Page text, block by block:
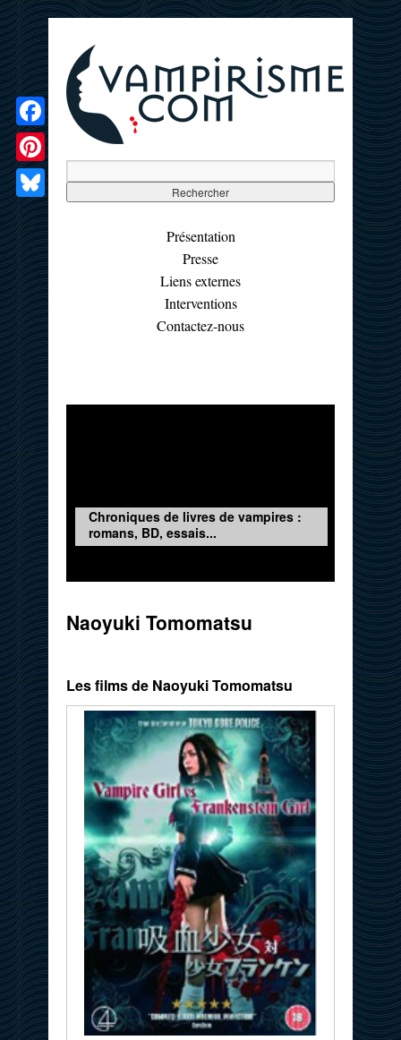
Présentation
Presse
Liens externes
Interventions
Contactez-nous
Chroniques de livres de vampires :
romans, BD, essais...
Naoyuki Tomomatsu
Les films de Naoyuki Tomomatsu
Facebook
Pinterest
Bluesky